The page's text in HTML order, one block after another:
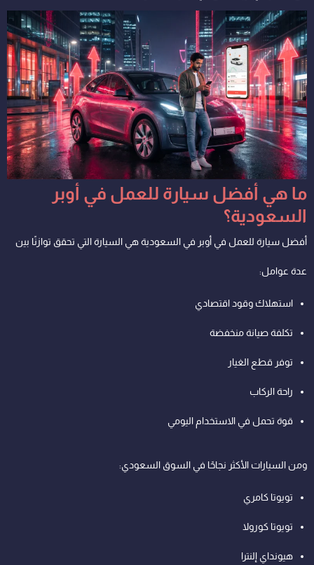
ما هي أفضل سيارة للعمل في أوبر
السعودية؟
أفضل سيارة للعمل في أوبر في السعودية هي السيارة التي تحقق توازنًا بين
عدة عوامل:
استهلاك وقود اقتصادي
تكلفة صيانة منخفضة
توفر قطع الغيار
راحة الركاب
قوة تحمل في الاستخدام اليومي
ومن السيارات الأكثر نجاحًا في السوق السعودي:
تويوتا كامري
تويوتا كورولا
هيونداي إلنترا